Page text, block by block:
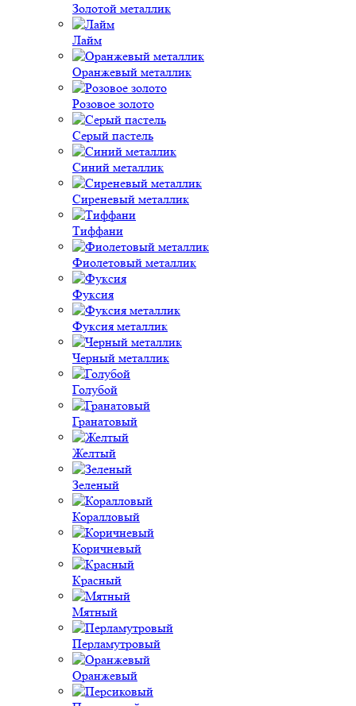
Золотой металлик
Лайм
Оранжевый металлик
Розовое золото
Серый пастель
Синий металлик
Сиреневый металлик
Тиффани
Фиолетовый металлик
Фуксия
Фуксия металлик
Черный металлик
Голубой
Гранатовый
Желтый
Зеленый
Коралловый
Коричневый
Красный
Мятный
Перламутровый
Оранжевый